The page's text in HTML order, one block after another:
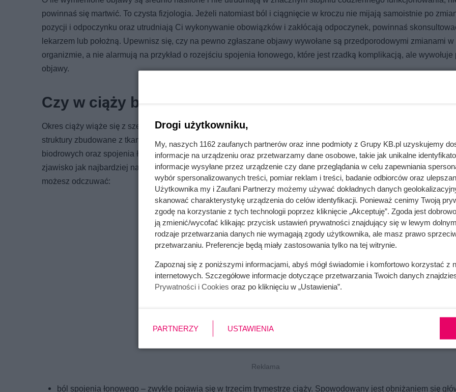
powinnaś się martwić. To czysta fizjologia. Jeżeli natomiast ból i ciągnięcie w kroczu nie mijają samoistnie po
pozycji i odpoczynku oraz utrudniają Ci wykonywanie obowiązków i zakłócają odpoczynek, powinnaś
lekarzem lub położną. Upewnisz się, czy na pewno zgłaszane objawy wywołane są przedporodowymi zmianami w
organizmie, a nie alarmują na przykład o rozejściu spojenia łonowego, które jest rzadką komplikacją, ale wywołuje
objawy.
Czy w ciąży boli pochwa? – objawy
Okres ciąży wiąże się z szeregiem zmian fizjologicznych w organizmie kobiety. Wzrost stężenia estrogenu
struktury zbudowane z tkanki chrzęstnej, tzw. chrząstkozrosty, ulegają poluzowaniu. Dotyczy to głównie stawów
biodrowych oraz spojenia łonowego, ale elastyczność zwiększa się w całym aparacie więzadłowym miednicy. Jest
zjawisko jak najbardziej naturalne, które ma za zadanie przygotowanie miednicy kostnej do porodu. Z uwagi na
możesz odczuwać:
ból spojenia łonowego – zwykle pojawia się w trzecim trymestrze ciąży. Spowodowany jest obniżaniem się
Drogi użytkowniku,
My, naszych 1162 zaufanych partnerów oraz inne podmioty z Grupy KB.pl uzyskujemy
informacje na urządzeniu oraz przetwarzamy dane osobowe, takie jak unikalne
informacje wysyłane przez urządzenie czy dane przeglądania w celu zapewniania
wybór spersonalizowanych treści, pomiar reklam i treści, badanie odbiorców oraz
Użytkownika my i Zaufani Partnerzy możemy używać dokładnych danych
skanować charakterystykę urządzenia do celów identyfikacji. Ponieważ cenimy Twoją
zgodę na korzystanie z tych technologii poprzez kliknięcie „Akceptuję”. Zgoda jest
ją zmienić/wycofać klikając przycisk ustawień prywatności znajdujący się w lewym
rodzaje przetwarzania danych nie wymagają zgody użytkownika, ale masz prawo
przetwarzaniu. Preferencje będą miały zastosowania tylko na tej witrynie.
Zapoznaj się z poniższymi informacjami, abyś mógł świadomie i komfortowo korzystać z
internetowych. Szczegółowe informacje dotyczące przetwarzania Twoich danych
Prywatności i Cookies oraz po kliknięciu w „Ustawienia”.
PARTNERZY USTAWIENIA